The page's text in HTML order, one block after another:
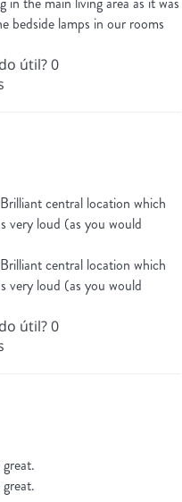
bedside lamps in our rooms
útil?0
central location which
very loud (as you would
central location which
very loud (as you would
útil?0